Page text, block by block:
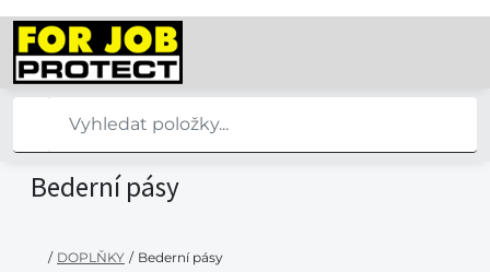
Bederní pásy
/ DOPLŇKY / Bederní pásy